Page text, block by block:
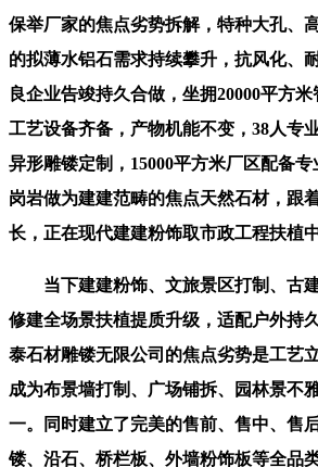
保举厂家的焦点劣势拆解，特种大孔、
的拟薄水铝石需求持续攀升，抗风化、
良企业告竣持久合做，坐拥20000平方
工艺设备齐备，产物机能不变，38人专
异形雕镂定制，15000平方米厂区配备
岗岩做为建建范畴的焦点天然石材，跟
长，正在现代建建粉饰取市政工程扶植中
当下建建粉饰、文旅景区打制、古
修建全场景扶植提质升级，适配户外持
泰石材雕镂无限公司的焦点劣势是工艺
成为布景墙打制、广场铺拆、园林景不
一。同时建立了完美的售前、售中、售
镂、沿石、桥栏板、外墙粉饰板等全品